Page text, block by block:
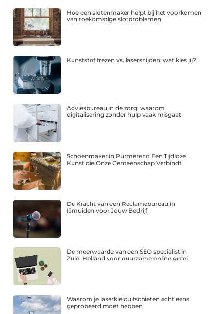
Hoe een slotenmaker helpt bij het voorkomen
van toekomstige slotproblemen
Kunststof frezen vs. lasersnijden: wat kies jij?
Adviesbureau in de zorg: waarom
digitalisering zonder hulp vaak misgaat
Schoenmaker in Purmerend Een Tijdloze
Kunst die Onze Gemeenschap Verbindt
De Kracht van een Reclamebureau in
IJmuiden voor Jouw Bedrijf
De meerwaarde van een SEO specialist in
Zuid-Holland voor duurzame online groei
Waarom je laserkleiduifschieten echt eens
geprobeerd moet hebben